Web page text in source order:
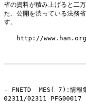
省の資料が積み上げると二
た、公開を渋っている法務
す。
http://www.han.org/
- FNETD  MES( 7):情
02311/02311